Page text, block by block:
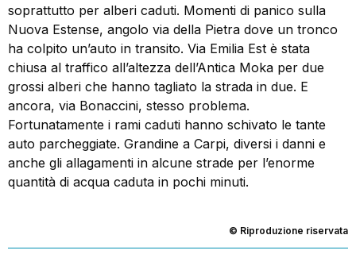
soprattutto per alberi caduti. Momenti di panico sulla
Nuova Estense, angolo via della Pietra dove un tronco
ha colpito un’auto in transito. Via Emilia Est è stata
chiusa al traffico all’altezza dell’Antica Moka per due
grossi alberi che hanno tagliato la strada in due. E
ancora, via Bonaccini, stesso problema.
Fortunatamente i rami caduti hanno schivato le tante
auto parcheggiate. Grandine a Carpi, diversi i danni e
anche gli allagamenti in alcune strade per l’enorme
quantità di acqua caduta in pochi minuti.
© Riproduzione riservata